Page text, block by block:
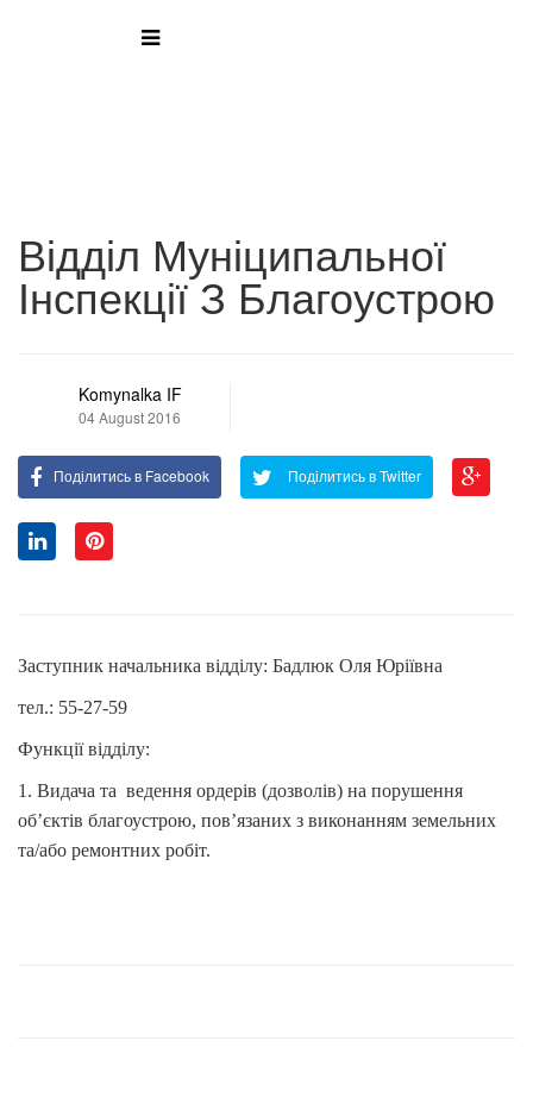
Відділ Муніципальної
Інспекції З Благоустрою
Komynalka IF
04 August 2016
Поділитись в Facebook Поділитись в Twitter
Заступник начальника відділу: Бадлюк Оля Юріївна
тел.: 55-27-59
Функції відділу:
1. Видача та ведення ордерів (дозволів) на порушення
об’єктів благоустрою, пов’язаних з виконанням земельних
та/або ремонтних робіт.